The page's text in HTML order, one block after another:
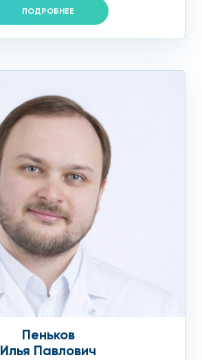
ПОДРОБНЕЕ
Пеньков
Илья Павлович